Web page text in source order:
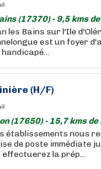
(17370) - 9,5 kms
les Bains sur l'Ile
est un foyer
(H/F)
(17650) - 15,7 kms
établissements nous
de poste immédiate
la prép...